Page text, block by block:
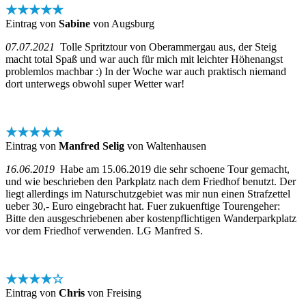
★★★★★
Eintrag von Sabine von Augsburg
07.07.2021 Tolle Spritztour von Oberammergau aus, der Steig
macht total Spaß und war auch für mich mit leichter Höhenangst
problemlos machbar :) In der Woche war auch praktisch niemand
dort unterwegs obwohl super Wetter war!
★★★★★
Eintrag von Manfred Selig von Waltenhausen
16.06.2019 Habe am 15.06.2019 die sehr schoene Tour gemacht,
und wie beschrieben den Parkplatz nach dem Friedhof benutzt. Der
liegt allerdings im Naturschutzgebiet was mir nun einen Strafzettel
ueber 30,- Euro eingebracht hat. Fuer zukuenftige Tourengeher:
Bitte den ausgeschriebenen aber kostenpflichtigen Wanderparkplatz
vor dem Friedhof verwenden. LG Manfred S.
★★★★☆
Eintrag von Chris von Freising